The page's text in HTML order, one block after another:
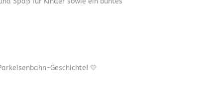
Geschichte! 💛